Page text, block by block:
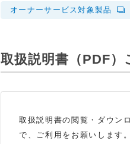
オーナーサービス対象製品
取扱説明書（PDF）
取扱説明書の閲覧・ダウン
で、ご利用をお願いします。